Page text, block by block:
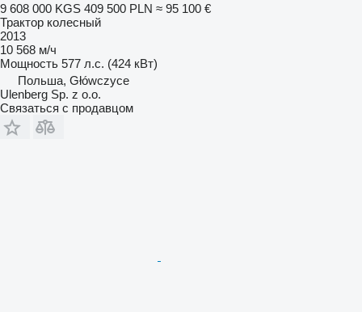
9 608 000 KGS 409 500 PLN ≈ 95 100 €
Трактор колесный
2013
10 568 м/ч
Мощность 577 л.с. (424 кВт)
Польша, Główczyce
Ulenberg Sp. z o.o.
Связаться с продавцом